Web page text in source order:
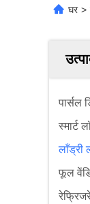
घर >
पार्सल
स्मार्ट
लाँड्री
फूल